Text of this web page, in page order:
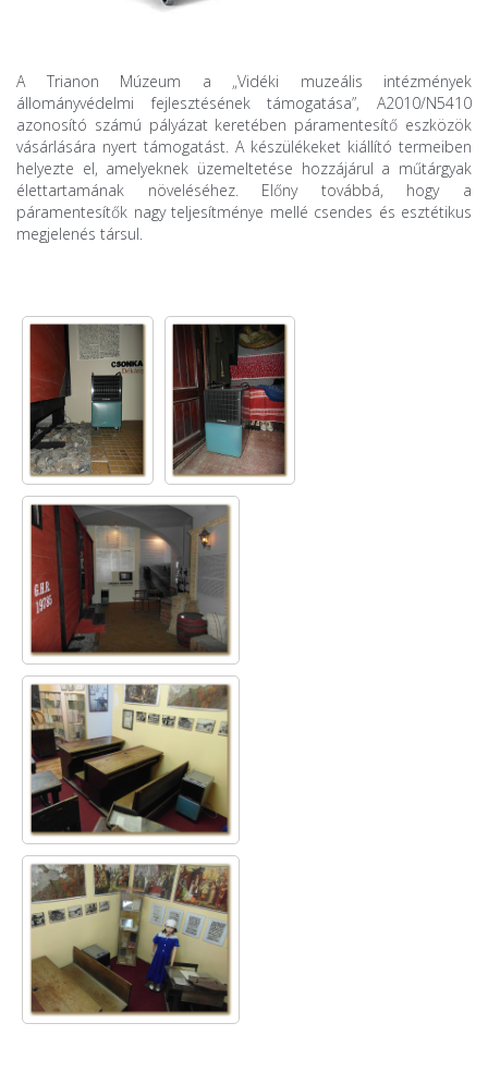
A Trianon Múzeum a „Vidéki muzeális intézmények
állományvédelmi fejlesztésének támogatása”, A2010/N5410
azonosító számú pályázat keretében páramentesítő eszközök
vásárlására nyert támogatást. A készülékeket kiállító termeiben
helyezte el, amelyeknek üzemeltetése hozzájárul a műtárgyak
élettartamának növeléséhez. Előny továbbá, hogy a
páramentesítők nagy teljesítménye mellé csendes és esztétikus
megjelenés társul.